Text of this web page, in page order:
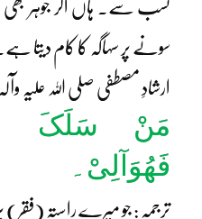
نسب سے۔ ہاں اگر جوہر بھی
سونے پر سہاگہ کا کام دیتا ہے۔
ارشادِ مصطفی صلی اللہ علیہ
مَنْ سَلَکَ
فَھُوَآلِیْ۔
ترجمہ : جو میرے راستہ